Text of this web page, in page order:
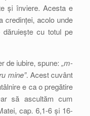
și înviere. Acesta e
credinței, acolo unde
cu totul pe
de iubire, spune: „m-
mine”. Acest cuvânt
e ca o pregătire
să ascultăm cum
cap. 6,1-6 și 16-